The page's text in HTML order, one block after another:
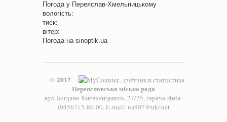
Погода у Переяслав-Хмельницькому
вологість:
тиск:
вітер:
Погода на sinoptik.ua
© 2017
Переяславська міська рада
вул. Богдана Хмельницького, 27/25, гаряча лінія:
(04567) 5-80-00, E-mail: ua907@ukr.net